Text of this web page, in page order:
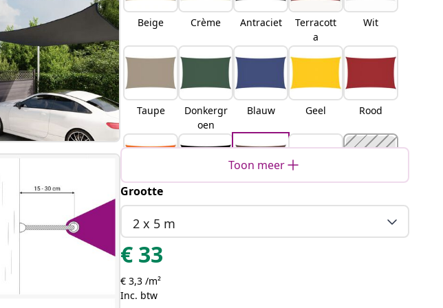
Beige Crème Antraciet
Terracott
a
Wit
Taupe
Donkergr
oen
Blauw Geel Rood
Oranje
Oranje
en bruin
Toon meer
Grootte
2 x 5 m
€ 33
€ 3,3 /m²
Inc. btw